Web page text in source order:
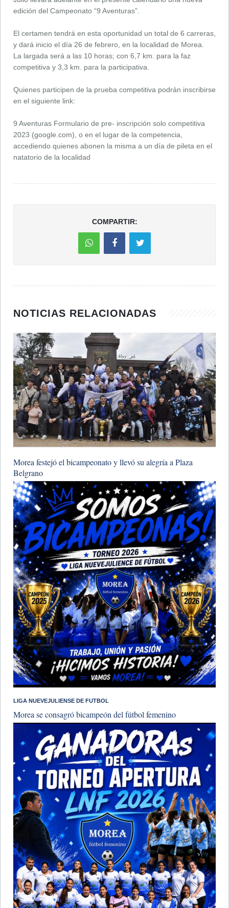
edición del Campeonato “9 Aventuras”.
El certamen tendrá en esta oportunidad un total de 6 carreras,
y dará inicio el día 26 de febrero, en la localidad de Morea.
La largada será a las 10 horas; con 6,7 km. para la faz
competitiva y 3,3 km. para la participativa.
Quienes participen de la prueba competitiva podrán inscribirse
en el siguiente link:
9 Aventuras Formulario de pre- inscripción solo competitiva
2023 (google.com), o en el lugar de la competencia,
accediendo quienes abonen la misma a un día de pileta en el
natatorio de la localidad
COMPARTIR:
NOTICIAS RELACIONADAS
Morea festejó el bicampeonato y llevó su alegría a Plaza
Belgrano
LIGA NUEVEJULIENSE DE FUTBOL
Morea se consagró bicampeón del fútbol femenino